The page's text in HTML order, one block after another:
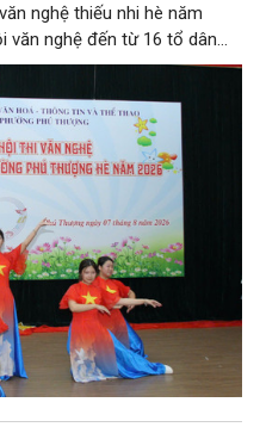
nghệ thiếu nhi hè năm
văn nghệ đến từ 16 tổ dân